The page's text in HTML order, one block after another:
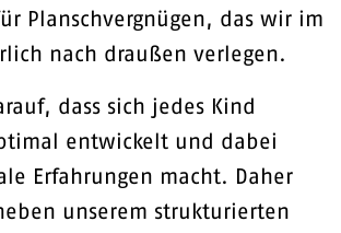
Planschvergnügen, das wir im
nach draußen verlegen.
dass sich jedes Kind
entwickelt und dabei
Erfahrungen macht. Daher
unserem strukturierten